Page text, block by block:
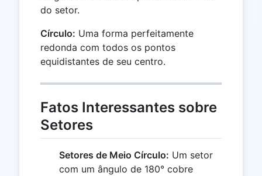
do setor.
Círculo: Uma forma perfeitamente
redonda com todos os pontos
equidistantes de seu centro.
Fatos Interessantes sobre
Setores
Setores de Meio Círculo: Um setor
com um ângulo de 180° cobre